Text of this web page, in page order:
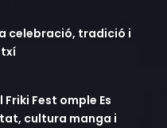
celebració, tradició i
Fest omple Es
cultura manga i